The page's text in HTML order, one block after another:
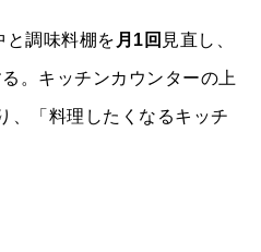
と調味料棚を 月1回 見直し、
。キッチンカウンターの上
、「料理したくなるキッチ